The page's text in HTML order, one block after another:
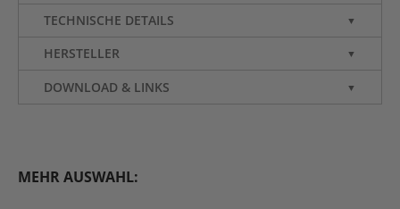
TECHNISCHE DETAILS ▼
HERSTELLER ▼
DOWNLOAD & LINKS ▼
MEHR AUSWAHL: